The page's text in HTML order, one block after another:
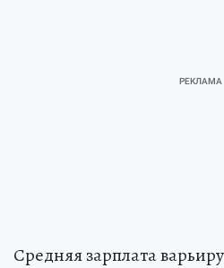
Средняя зарплата